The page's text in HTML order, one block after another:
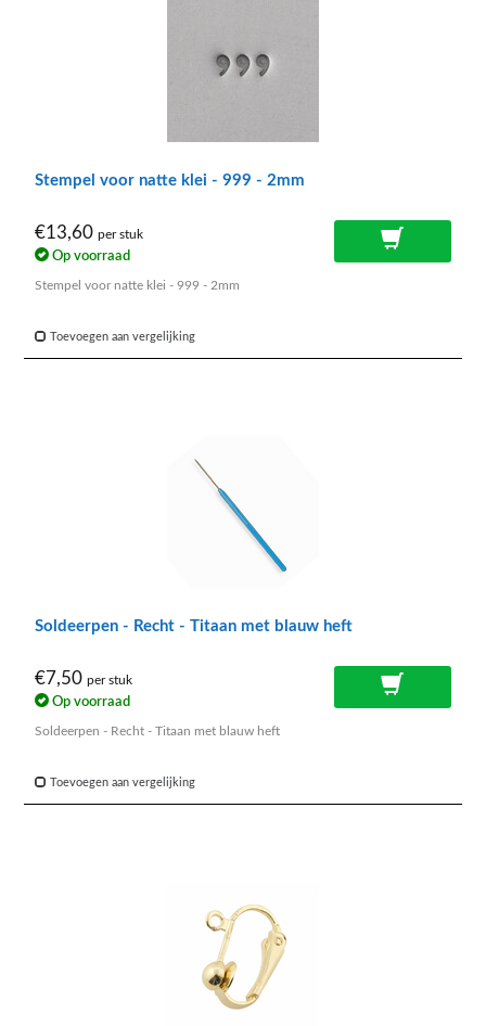
Stempel voor natte klei - 999 - 2mm
€13,60 per stuk
Op voorraad
Stempel voor natte klei - 999 - 2mm
Toevoegen aan vergelijking
Soldeerpen - Recht - Titaan met blauw heft
€7,50 per stuk
Op voorraad
Soldeerpen - Recht - Titaan met blauw heft
Toevoegen aan vergelijking